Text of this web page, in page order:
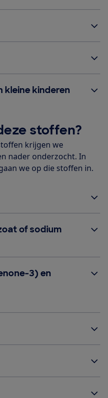
kleine kinderen
stoffen?
krijgen we
nader onderzocht. In
we op die stoffen in.
of sodium
3) en